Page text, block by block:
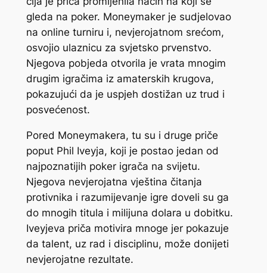
gleda na poker. Moneymaker je sudjelovao
na online turniru i, nevjerojatnom srećom,
osvojio ulaznicu za svjetsko prvenstvo.
Njegova pobjeda otvorila je vrata mnogim
drugim igračima iz amaterskih krugova,
pokazujući da je uspjeh dostižan uz trud i
posvećenost.
Pored Moneymakera, tu su i druge priče
poput Phil Iveyja, koji je postao jedan od
najpoznatijih poker igrača na svijetu.
Njegova nevjerojatna vještina čitanja
protivnika i razumijevanje igre doveli su ga
do mnogih titula i milijuna dolara u dobitku.
Iveyjeva priča motivira mnoge jer pokazuje
da talent, uz rad i disciplinu, može donijeti
nevjerojatne rezultate.